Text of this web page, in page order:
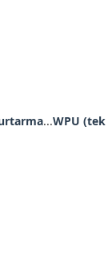
...WPU